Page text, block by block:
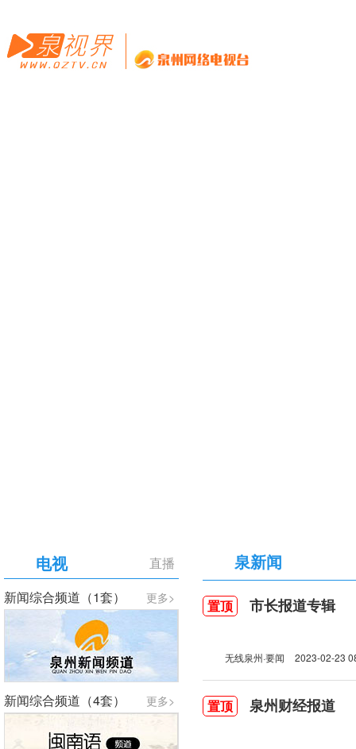
直播
电视
更多>
新闻综合频道（1套）
更多>
新闻综合频道（4套）
泉新闻
置顶 市长报道专辑
无线泉州·要闻 2023-02-23
置顶 泉州财经报道